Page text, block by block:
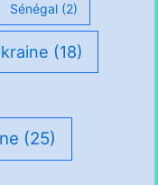
Sénégal (2)
(18)
(25)